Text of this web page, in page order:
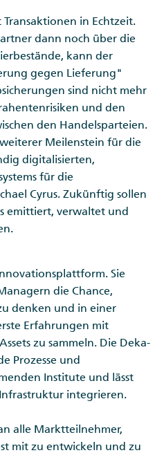
in Echtzeit.
dann noch über die
kann der
gegen Lieferung"
sind nicht mehr
und den
den Handelsparteien.
Meilenstein für die
digitalisierten,
für die
Cyrus. Zukünftig sollen
emittiert, verwaltet und
Sie
die Chance,
denken und in einer
Erfahrungen mit
zu sammeln. Die Deka-
Prozesse und
Institute und lässt
integrieren.
alle Marktteilnehmer,
mit zu entwickeln und zu